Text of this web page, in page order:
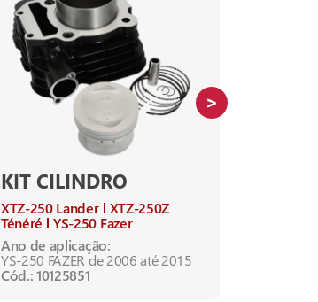
KIT CILINDRO
XTZ-250 Lander XTZ-250Z
Ténéré
YS-250 Fazer
Ano de aplicação:
YS-250 FAZER de 2006 até 2015
Cód.: 10125851